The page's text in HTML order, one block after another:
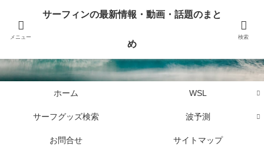
サーフィンに関するニュース・話題や最新情報を写真、画像、動画でまとめて
ホーム WSL
サーフグッズ検索 波予測
お問合せ サイトマップ
メニュー
サーフィンの最新情報・動画・話題のまと
め
検索